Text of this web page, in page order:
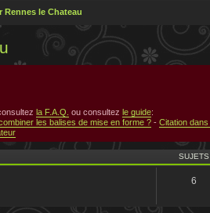
le Chateau
la F.A.Q. ou consultez le guide:
les balises de mise en forme ? - Citation
SUJETS
6